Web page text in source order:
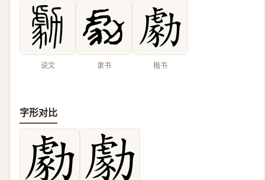
说文 隶书 楷书
字形对比